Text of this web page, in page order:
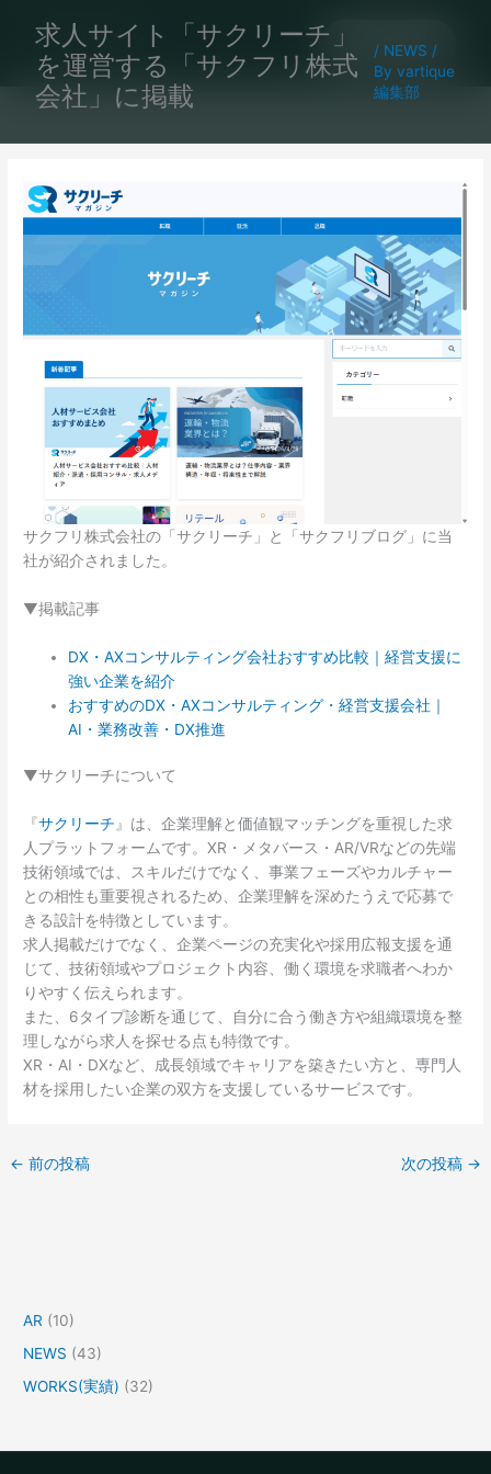
お問い合わせ
求人サイト「サクリーチ」
を運営する「サクフリ株式
会社」に掲載
/ NEWS /
Byvartique
編集部
サクフリ株式会社の「サクリーチ」と「サクフリブログ」に当
社が紹介されました。
▼掲載記事
DX・AXコンサルティング会社おすすめ比較｜経営支援に
強い企業を紹介
おすすめのDX・AXコンサルティング・経営支援会社｜
AI・業務改善・DX推進
▼サクリーチについて
『サクリーチ』は、企業理解と価値観マッチングを重視した求
人プラットフォームです。XR・メタバース・AR/VRなどの先端
技術領域では、スキルだけでなく、事業フェーズやカルチャー
との相性も重要視されるため、企業理解を深めたうえで応募で
きる設計を特徴としています。
求人掲載だけでなく、企業ページの充実化や採用広報支援を通
じて、技術領域やプロジェクト内容、働く環境を求職者へわか
りやすく伝えられます。
また、6タイプ診断を通じて、自分に合う働き方や組織環境を整
理しながら求人を探せる点も特徴です。
XR・AI・DXなど、成長領域でキャリアを築きたい方と、専門人
材を採用したい企業の双方を支援しているサービスです。
← 前の投稿 次の投稿 →
AR (10)
NEWS (43)
WORKS(実績) (32)